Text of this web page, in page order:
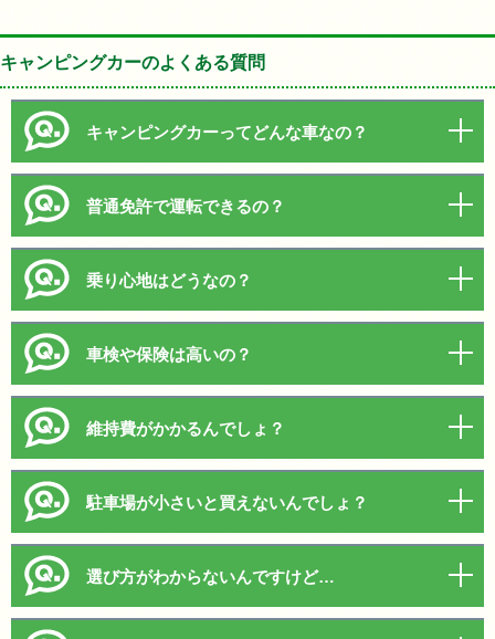
キャンピングカーのよくある質問
キャンピングカーってどんな車なの？
普通免許で運転できるの？
乗り心地はどうなの？
車検や保険は高いの？
維持費がかかるんでしょ？
駐車場が小さいと買えないんでしょ？
選び方がわからないんですけど…